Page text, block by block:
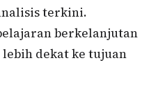
terkini.
berkelanjutan
lebih dekat ke tujuan